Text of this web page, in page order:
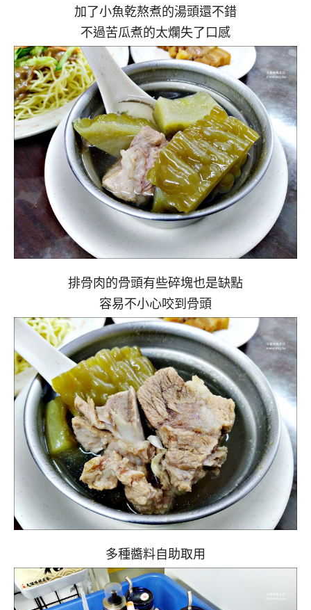
加了小魚乾熬煮的湯頭還不錯
不過苦瓜煮的太爛失了口感
排骨肉的骨頭有些碎塊也是缺點
容易不小心咬到骨頭
多種醬料自助取用